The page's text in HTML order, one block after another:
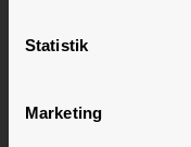
Statistik
Marketing